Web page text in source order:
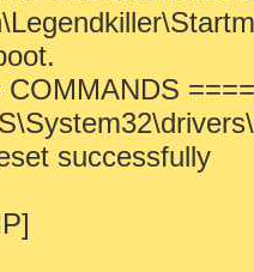
COMMANDS
successfully